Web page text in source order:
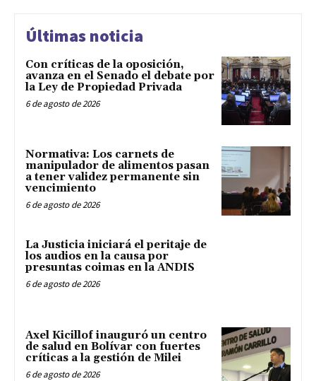
Últimas noticia
Con críticas de la oposición,
avanza en el Senado el debate por
la Ley de Propiedad Privada
6 de agosto de 2026
Normativa: Los carnets de
manipulador de alimentos pasan
a tener validez permanente sin
vencimiento
6 de agosto de 2026
La Justicia iniciará el peritaje de
los audios en la causa por
presuntas coimas en la ANDIS
6 de agosto de 2026
Axel Kicillof inauguró un centro
de salud en Bolívar con fuertes
críticas a la gestión de Milei
6 de agosto de 2026